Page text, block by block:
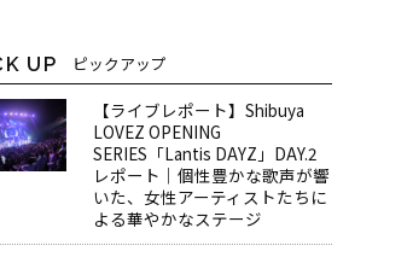
UP ピックアップ
【ライブレポート】Shibuya
LOVEZ OPENING
SERIES「Lantis DAYZ」DAY.2
レポート｜個性豊かな歌声が響
いた、女性アーティストたちに
よる華やかなステージ